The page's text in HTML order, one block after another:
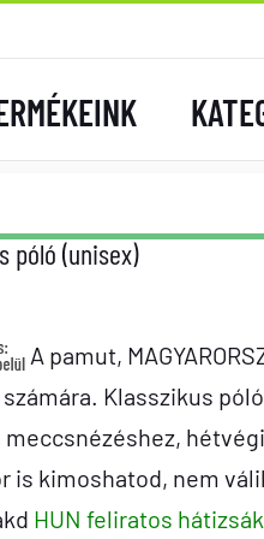
póló (unisex)
A pamut,
Klasszikus
is kimoshatod, nem
HUN feliratos hátizsák